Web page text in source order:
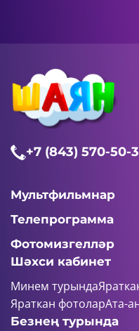
+7 (843) 570-50-
Мультфильмнар
Телепрограмма
Фотомизгелләр
Шәхси кабинет
Минем турында
Яраткан фотоларАта-
Безнең турында